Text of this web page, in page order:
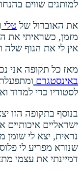
למותגים שווים
את האוברול של טלי
אין לי את הגוף שלה
מאז כל תקופה אני
באינסטגרם
לסטודיו כדי למדוד
בנוסף בתקופה הזו
ישראליים
נראית, יצא לי
שנורא מפריע לי
דמיינתי את עצמי